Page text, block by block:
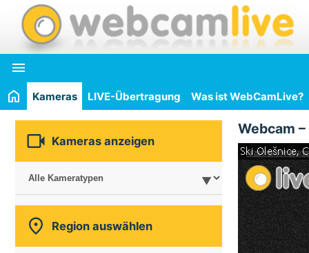

Kameras LIVE-Übertragung Was ist WebCamLive?
 Kameras anzeigen
 Region auswählen
Webcam –